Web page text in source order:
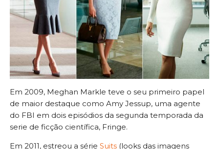
Em 2009, Meghan Markle teve o seu primeiro papel
de maior destaque como Amy Jessup, uma agente
do FBI em dois episódios da segunda temporada da
serie de ficção científica, Fringe.
Em 2011, estreou a série Suits (looks das imagens